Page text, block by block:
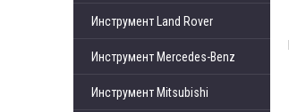
Инструмент Land Rover
Инструмент Mercedes-Benz
Инструмент Mitsubishi